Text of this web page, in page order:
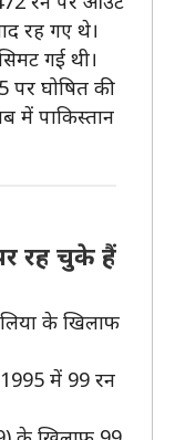
रह गए थे।
गई थी।
पर घोषित की
में पाकिस्तान
रह चुके हैं
के खिलाफ
1995 में 99 रन